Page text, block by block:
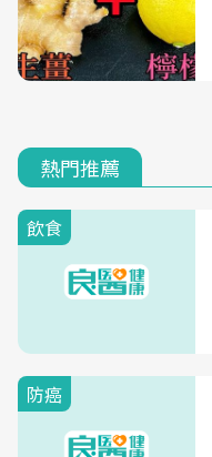
熱門推薦
飲食
防癌